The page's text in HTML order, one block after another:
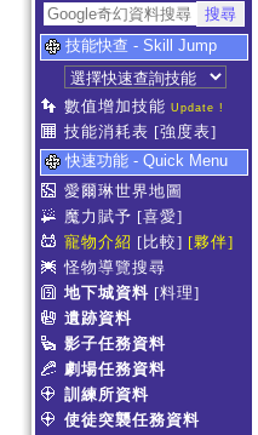
技能快查 - Skill Jump
數值增加技能 Update !
技能消耗表 [強度表]
快速功能 - Quick Menu
愛爾琳世界地圖
魔力賦予 [喜愛]
寵物介紹 [比較] [夥伴]
怪物導覽搜尋
地下城資料 [料理]
遺跡資料
影子任務資料
劇場任務資料
訓練所資料
使徒突襲任務資料